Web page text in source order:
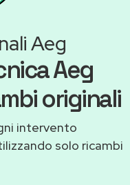
Aeg
Aeg
originali
intervento
solo ricambi